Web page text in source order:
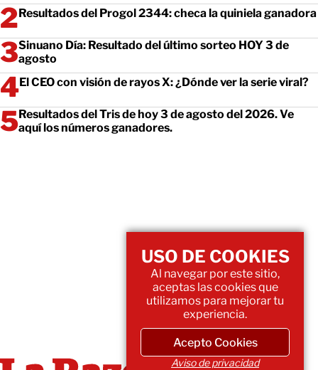
Resultados del Progol 2344: checa la quiniela ganadora
Sinuano Día: Resultado del último sorteo HOY 3 de
agosto
El CEO con visión de rayos X: ¿Dónde ver la serie viral?
Resultados del Tris de hoy 3 de agosto del 2026. Ve
aquí los números ganadores.
USO DE COOKIES
Al navegar por este sitio,
aceptas las cookies que
utilizamos para mejorar tu
experiencia.
Acepto Cookies
Aviso de privacidad